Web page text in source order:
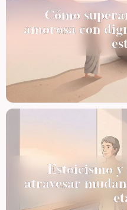
Cómo
amorosa con
Estoicismo
atravesar